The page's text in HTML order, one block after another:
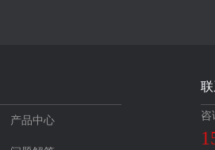
产品中心 咨